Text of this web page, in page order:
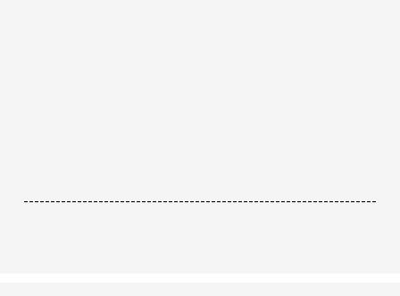
------------------------------------------------------------------